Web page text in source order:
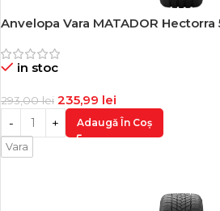
-19%
Anvelopa Vara MATADOR Hectorra
in stoc
293,00lei 235,99 lei
Adaugă În Coș
Vara